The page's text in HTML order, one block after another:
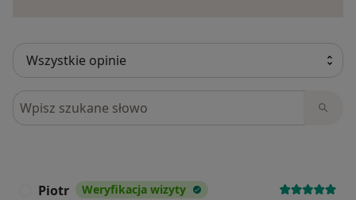
Szukaj w opiniach
Piotr Weryfikacja wizyty